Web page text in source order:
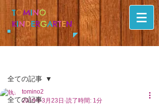
TOMINO
KINDERGARTEN
全ての記事
全ての記事
tomino2
2019年3月23日 読了時間: 1分